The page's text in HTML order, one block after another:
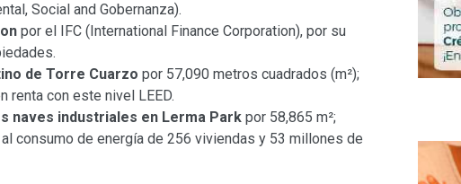
Social and Gobernanza).
por el IFC (International Finance Corporation), por su
de Torre Cuarzo por 57,090 metros cuadrados (m²);
renta con este nivel LEED.
naves industriales en Lerma Park por 58,865 m²;
consumo de energía de 256 viviendas y 53 millones de